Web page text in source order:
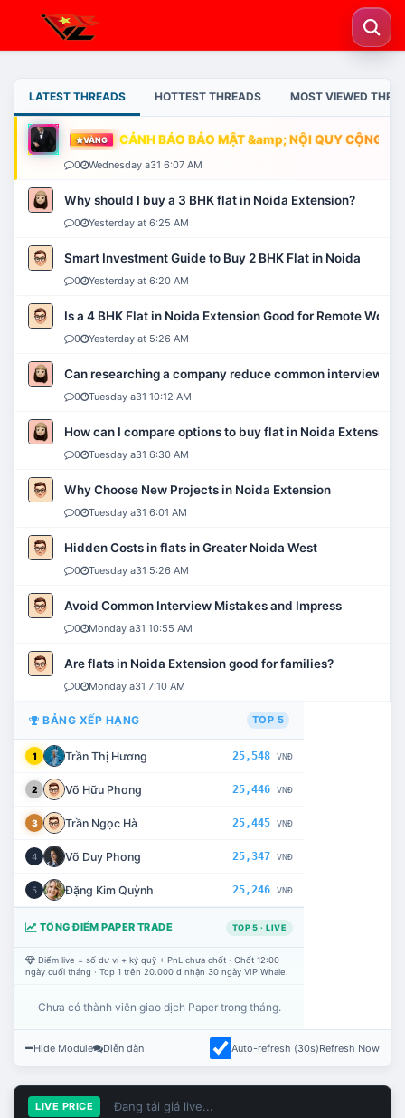
LATEST THREADS HOTTEST THREADS MOST VIEWED
VÀNG CẢNH BÁO BẢO MẬT &amp; NỘI QUY CỘNG
0 Wednesday a31 6:07 AM
Why should I buy a 3 BHK flat in Noida Extension?
0 Yesterday at 6:25 AM
Smart Investment Guide to Buy 2 BHK Flat in Noida
0 Yesterday at 6:20 AM
Is a 4 BHK Flat in Noida Extension Good for Remote Work?
0 Yesterday at 5:26 AM
Can researching a company reduce common interview
0 Tuesday a31 10:12 AM
How can I compare options to buy flat in Noida Extension?
0 Tuesday a31 6:30 AM
Why Choose New Projects in Noida Extension
0 Tuesday a31 6:01 AM
Hidden Costs in flats in Greater Noida West
0 Tuesday a31 5:26 AM
Avoid Common Interview Mistakes and Impress
0 Monday a31 10:55 AM
Are flats in Noida Extension good for families?
0 Monday a31 7:10 AM
BẢNG XẾP HẠNG TOP 5
1 Trần Thị Hương 25,548 VNĐ
2 Võ Hữu Phong 25,446 VNĐ
3 Trần Ngọc Hà 25,445 VNĐ
4 Võ Duy Phong 25,347 VNĐ
5 Đặng Kim Quỳnh 25,246 VNĐ
TỔNG ĐIỂM PAPER TRADE TOP 5 · LIVE
Điểm live = số dư ví + ký quỹ + PnL chưa chốt · Chốt 12:00
ngày cuối tháng · Top 1 trên 20.000 đ nhận 30 ngày VIP Whale.
Chưa có thành viên giao dịch Paper trong tháng.
Hide Module Diễn đàn Auto-refresh (30s)Refresh Now
LIVE PRICE Đang tải giá live...